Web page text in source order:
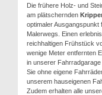
Die frühere Holz- und
am plätschernden
optimaler Ausgangspunkt
Malerwegs. Einen
reichhaltigen Frühstück
wenige Meter entfernten
in unserer
Sie ohne eigene
unserem hauseigenen
Zudem erhalten alle